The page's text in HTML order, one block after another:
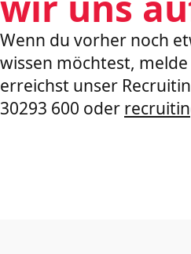
Wenn du vorher noch
wissen möchtest,
erreichst unser
30293 600 oder